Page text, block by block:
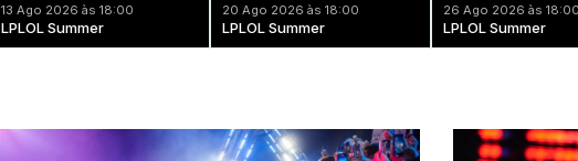
13 Ago 2026 às 18:00
LPLOL Summer
20 Ago 2026 às 18:00
LPLOL Summer
26 Ago 2026 às 18:00
LPLOL Summer